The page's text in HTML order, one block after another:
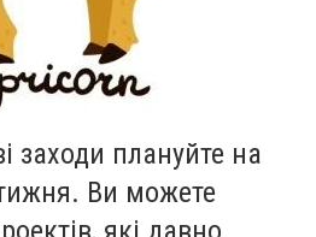
плануйте на
Ви можете